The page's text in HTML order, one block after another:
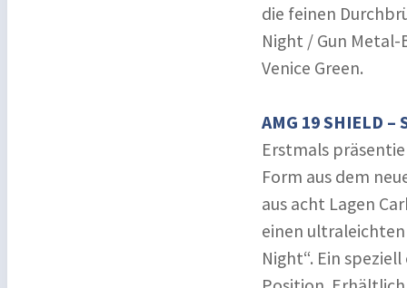
die feinen
Night / Gun
Venice Green.
AMG 19 SHIELD
Erstmals
Form aus dem
aus acht Lagen
einen
Night“. Ein